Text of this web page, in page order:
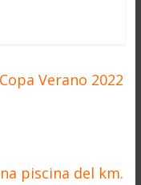
Verano 2022
piscina del km.